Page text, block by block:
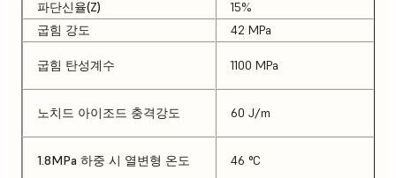
파단신율(Z)
15%
굽힘 강도
42 MPa
굽힘 탄성계수 1100 MPa
노치드 아이조드 충격강도 60 J/m
1.8MPa 하중 시 열변형 온도 46 °C